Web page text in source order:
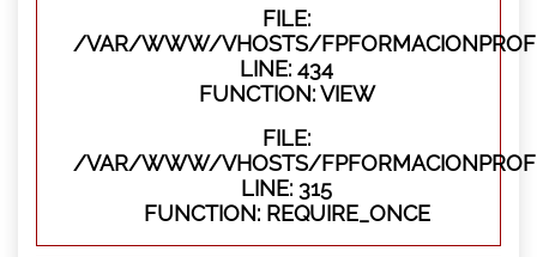
FILE:
/VAR/WWW/VHOSTS/
LINE: 434
FUNCTION: VIEW
FILE:
/VAR/WWW/VHOSTS/
LINE: 315
FUNCTION: REQUIRE_ONCE